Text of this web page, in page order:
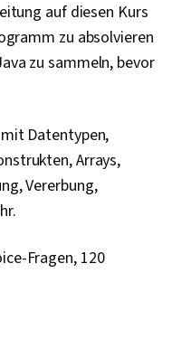
auf diesen Kurs
zu absolvieren
zu sammeln, bevor
Datentypen,
Arrays,
Vererbung,
Fragen, 120